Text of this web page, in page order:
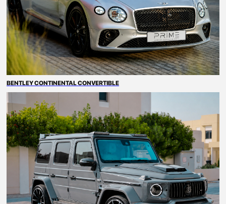
BENTLEY CONTINENTAL CONVERTIBLE